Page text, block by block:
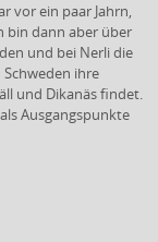
vor ein paar Jahrn,
bin dann aber über
und bei Nerli die
ihre
und Dikanäs findet.
Ausgangspunkte